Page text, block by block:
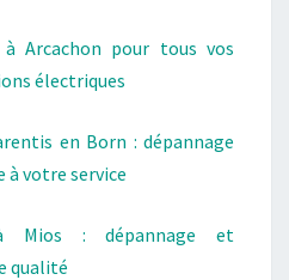
Arcachon pour tous vos
électriques
en Born : dépannage
votre service
Mios : dépannage et
qualité